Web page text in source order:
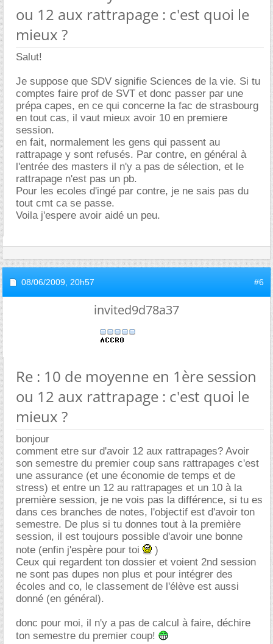
ou 12 aux rattrapage : c'est quoi le
mieux ?
Salut!
Je suppose que SDV signifie Sciences de la vie. Si tu
comptes faire prof de SVT et donc passer par une
prépa capes, en ce qui concerne la fac de strasbourg
en tout cas, il vaut mieux avoir 10 en premiere
session.
en fait, normalement les gens qui passent au
rattrapage y sont refusés. Par contre, en général à
l'entrée des masters il n'y a pas de sélection, et le
rattrapage n'est pas un pb.
Pour les ecoles d'ingé par contre, je ne sais pas du
tout cmt ca se passe.
Voila j'espere avoir aidé un peu.
08/06/2009, 20h57 #6
invited9d78a37
Re : 10 de moyenne en 1ère session
ou 12 aux rattrapage : c'est quoi le
mieux ?
bonjour
comment etre sur d'avoir 12 aux rattrapages? Avoir
son semestre du premier coup sans rattrapages c'est
une assurance (et une économie de temps et de
stress) et entre un 12 au rattrapages et un 10 à la
première session, je ne vois pas la différence, si tu es
dans ces branches de notes, l'objectif est d'avoir ton
semestre. De plus si tu donnes tout à la première
session, il est toujours possible d'avoir une bonne
note (enfin j'espère pour toi
)
Ceux qui regardent ton dossier et voient 2nd session
ne sont pas dupes non plus et pour intégrer des
écoles and co, le classement de l'élève est aussi
donné (en général).
donc pour moi, il n'y a pas de calcul à faire, déchire
ton semestre du premier coup!